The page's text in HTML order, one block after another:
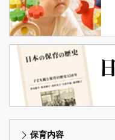
保育内容